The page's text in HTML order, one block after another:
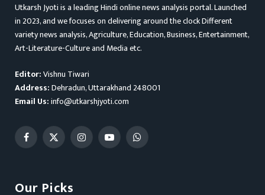
Utkarsh Jyoti is a leading Hindi online news analysis portal. Launched
in 2023, and we focuses on delivering around the clock Different
variety news analysis, Agriculture, Education, Business, Entertainment,
Art-Literature-Culture and Media etc.
Editor:Vishnu Tiwari
Address:Dehradun, Uttarakhand 248001
Email Us:info@utkarshjyoti.com
Facebook
X
InstagramYouTubeWhatsApp
Our Picks